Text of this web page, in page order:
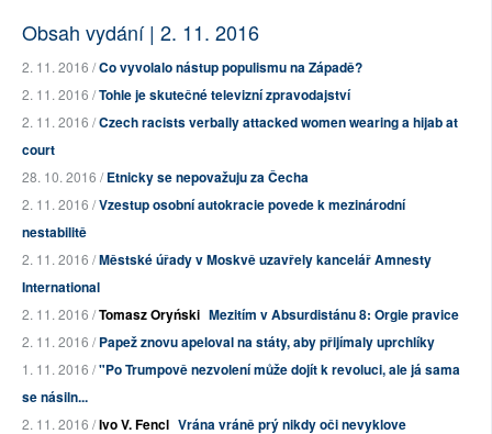
Obsah vydání | 2. 11. 2016
2. 11. 2016 /Co vyvolalo nástup populismu na Západě?
2. 11. 2016 /Tohle je skutečné televizní zpravodajství
2. 11. 2016 /Czech racists verbally attacked women wearing a hijab at
court
28. 10. 2016 /Etnicky se nepovažuju za Čecha
2. 11. 2016 /Vzestup osobní autokracie povede k mezinárodní
nestabilitě
2. 11. 2016 /Městské úřady v Moskvě uzavřely kancelář Amnesty
International
2. 11. 2016 /Tomasz Oryński Mezitím v Absurdistánu 8: Orgie pravice
2. 11. 2016 /Papež znovu apeloval na státy, aby přijímaly uprchlíky
1. 11. 2016 /"Po Trumpově nezvolení může dojít k revoluci, ale já sama
se násiln...
2. 11. 2016 /Ivo V. Fencl Vrána vráně prý nikdy oči nevyklove